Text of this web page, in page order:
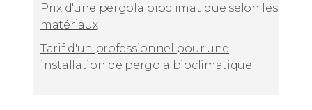
Prix d'une pergola bioclimatique selon les
matériaux
Tarif d'un professionnel pour une
installation de pergola bioclimatique